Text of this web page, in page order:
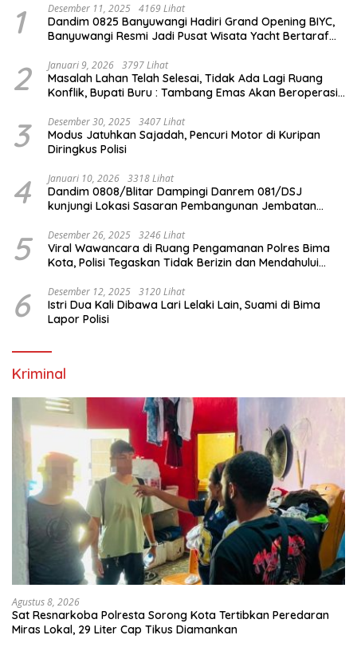
1 Desember 11, 2025 4169 Lihat
Dandim 0825 Banyuwangi Hadiri Grand Opening BIYC,
Banyuwangi Resmi Jadi Pusat Wisata Yacht Bertaraf
2 Januari 9, 2026 3797 Lihat
Masalah Lahan Telah Selesai, Tidak Ada Lagi Ruang
Konflik, Bupati Buru : Tambang Emas Akan Beroperasi
3 Desember 30, 2025 3407 Lihat
Modus Jatuhkan Sajadah, Pencuri Motor di Kuripan
Diringkus Polisi
4 Januari 10, 2026 3318 Lihat
Dandim 0808/Blitar Dampingi Danrem 081/DSJ
kunjungi Lokasi Sasaran Pembangunan Jembatan
5 Desember 26, 2025 3246 Lihat
Viral Wawancara di Ruang Pengamanan Polres Bima
Kota, Polisi Tegaskan Tidak Berizin dan Mendahului
6 Desember 12, 2025 3120 Lihat
Istri Dua Kali Dibawa Lari Lelaki Lain, Suami di Bima
Lapor Polisi
Kriminal
Agustus 8, 2026
Sat Resnarkoba Polresta Sorong Kota Tertibkan Peredaran
Miras Lokal, 29 Liter Cap Tikus Diamankan